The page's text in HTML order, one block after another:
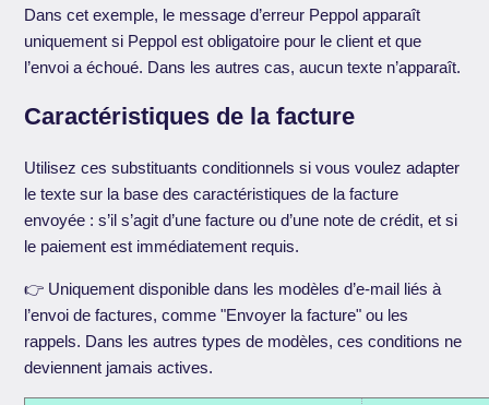
Dans cet exemple, le message d’erreur Peppol apparaît
uniquement si Peppol est obligatoire pour le client et que
l’envoi a échoué. Dans les autres cas, aucun texte n’apparaît.
Caractéristiques de la facture
Utilisez ces substituants conditionnels si vous voulez adapter
le texte sur la base des caractéristiques de la facture
envoyée : s’il s’agit d’une facture ou d’une note de crédit, et si
le paiement est immédiatement requis.
👉 Uniquement disponible dans les modèles d’e-mail liés à
l’envoi de factures, comme "Envoyer la facture" ou les
rappels. Dans les autres types de modèles, ces conditions ne
deviennent jamais actives.